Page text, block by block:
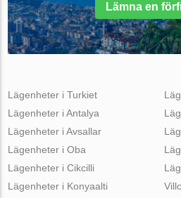
Lämna en
Lägenheter i Turkiet
Lägenheter i Antalya
Lägenheter i Avsallar
Lägenheter i Oba
Lägenheter i Cikcilli
Lägenheter i Konyaalti